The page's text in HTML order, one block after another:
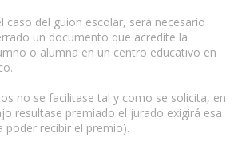
caso del guion escolar, será necesario
un documento que acredite la
o alumna en un centro educativo en
no se facilitase tal y como se solicita, en
resultase premiado el jurado exigirá esa
poder recibir el premio).